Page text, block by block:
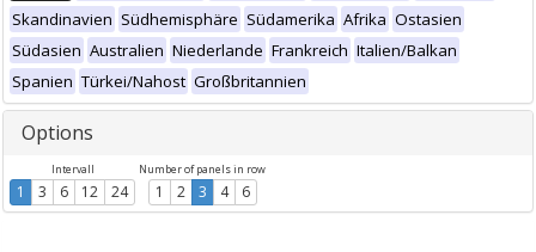
Skandinavien Südhemisphäre Südamerika Afrika Ostasien
Südasien Australien Niederlande Frankreich Italien/Balkan
Spanien Türkei/Nahost Großbritannien
Options
Intervall
1 3 6 12 24
Number of panels in row
1 2 3 4 6